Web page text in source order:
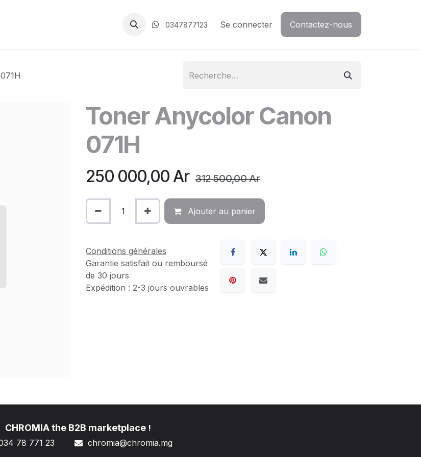
0347877123 Se connecter Contactez-nous
Toner Anycolor Canon
071H
250 000,00Ar 312 500,00Ar
Ajouter au panier
Conditions générales
Garantie satisfait ou remboursé
de 30 jours
Expédition : 2-3 jours ouvrables
CHROMIA the B2B marketplace !
78 771 23
chromia@chromia.mg